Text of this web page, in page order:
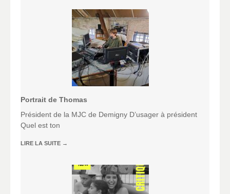
Portrait de Thomas
Président de la MJC de Demigny D’usager à président
Quel est ton
LIRE LA SUITE →